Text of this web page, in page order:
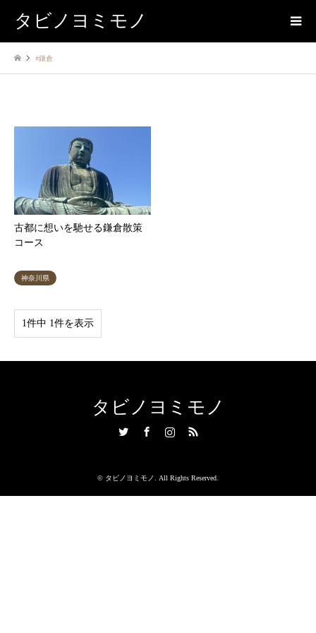
タビノヨミモノ
#鎌倉
古都に想いを馳せる鎌倉散策
コース
神奈川県
1件中 1件を表示
タビノヨミモノ
RSS
© タビノヨミモノ . All Rights Reserved.